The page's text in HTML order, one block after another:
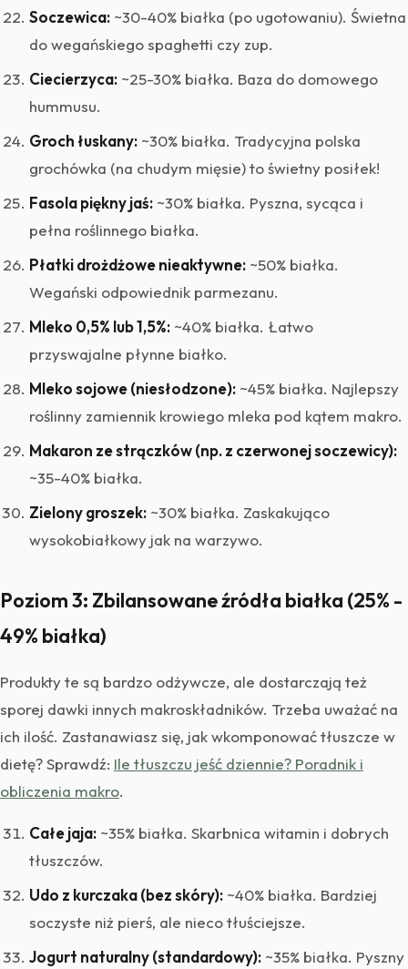
Soczewica: ~30-40% białka (po ugotowaniu). Świetna
do wegańskiego spaghetti czy zup.
Ciecierzyca: ~25-30% białka. Baza do domowego
hummusu.
Groch łuskany: ~30% białka. Tradycyjna polska
grochówka (na chudym mięsie) to świetny posiłek!
Fasola piękny jaś: ~30% białka. Pyszna, sycąca i
pełna roślinnego białka.
Płatki drożdżowe nieaktywne: ~50% białka.
Wegański odpowiednik parmezanu.
Mleko 0,5% lub 1,5%: ~40% białka. Łatwo
przyswajalne płynne białko.
Mleko sojowe (niesłodzone): ~45% białka. Najlepszy
roślinny zamiennik krowiego mleka pod kątem makro.
Makaron ze strączków (np. z czerwonej soczewicy):
~35-40% białka.
Zielony groszek: ~30% białka. Zaskakująco
wysokobiałkowy jak na warzywo.
Poziom 3: Zbilansowane źródła białka (25% -
49% białka)
Produkty te są bardzo odżywcze, ale dostarczają też
sporej dawki innych makroskładników. Trzeba uważać na
ich ilość. Zastanawiasz się, jak wkomponować tłuszcze w
dietę? Sprawdź: Ile tłuszczu jeść dziennie? Poradnik i
obliczenia makro.
Całe jaja: ~35% białka. Skarbnica witamin i dobrych
tłuszczów.
Udo z kurczaka (bez skóry): ~40% białka. Bardziej
soczyste niż pierś, ale nieco tłuściejsze.
Jogurt naturalny (standardowy): ~35% białka. Pyszny